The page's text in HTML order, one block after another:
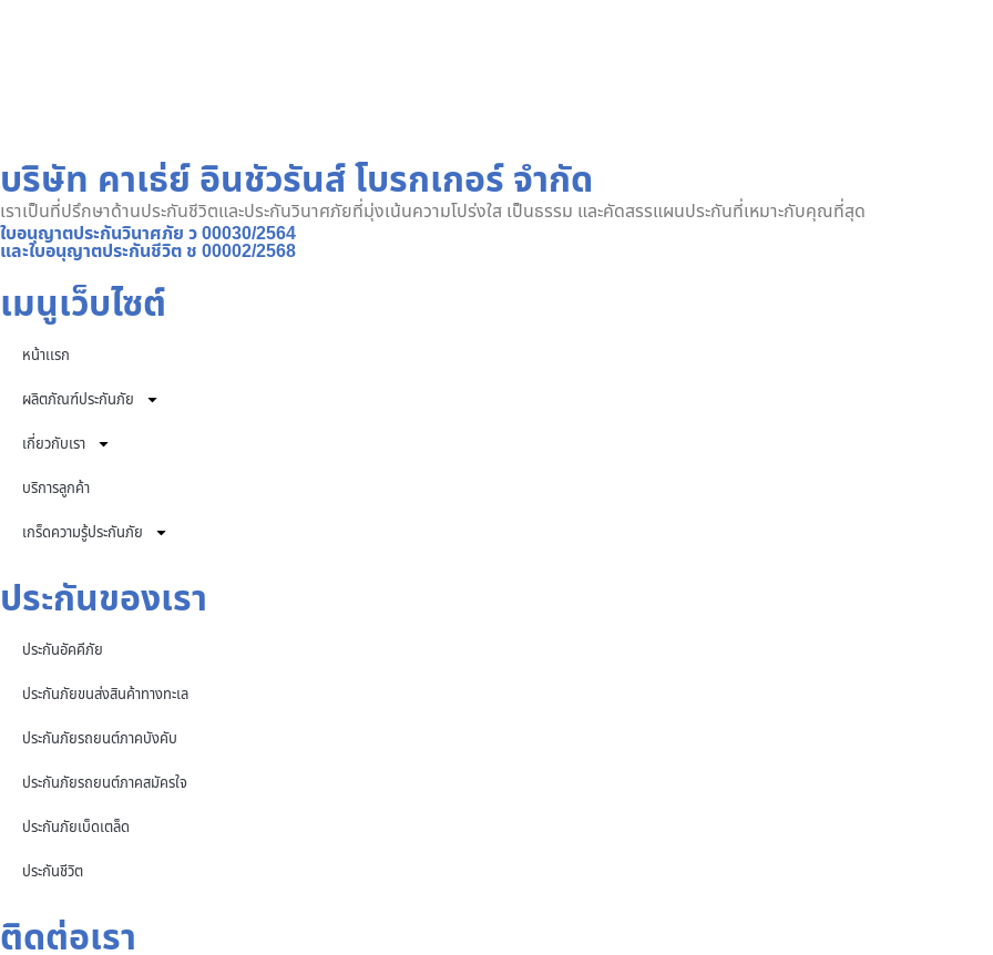
บริษัท คาเธ่ย์ อินชัวรันส์ โบรกเกอร์ จำกัด
เราเป็นที่ปรึกษาด้านประกันชีวิตและประกันวินาศภัยที่มุ่งเน้นความโปร่งใส เป็นธรรม และคัดสรรแผนประกันที่เหมาะกับคุณที่สุด
ใบอนุญาตประกันวินาศภัย ว 00030/2564
และใบอนุญาตประกันชีวิต ช 00002/2568
เมนูเว็บไซต์
หน้าเเรก
ผลิตภัณฑ์ประกันภัย
เกี่ยวกับเรา
บริการลูกค้า
เกร็ดความรู้ประกันภัย
ประกันของเรา
ประกันอัคคีภัย
ประกันภัยขนส่งสินค้าทางทะเล
ประกันภัยรถยนต์ภาคบังคับ
ประกันภัยรถยนต์ภาคสมัครใจ
ประกันภัยเบ็ดเตล็ด
ประกันชีวิต
ติดต่อเรา